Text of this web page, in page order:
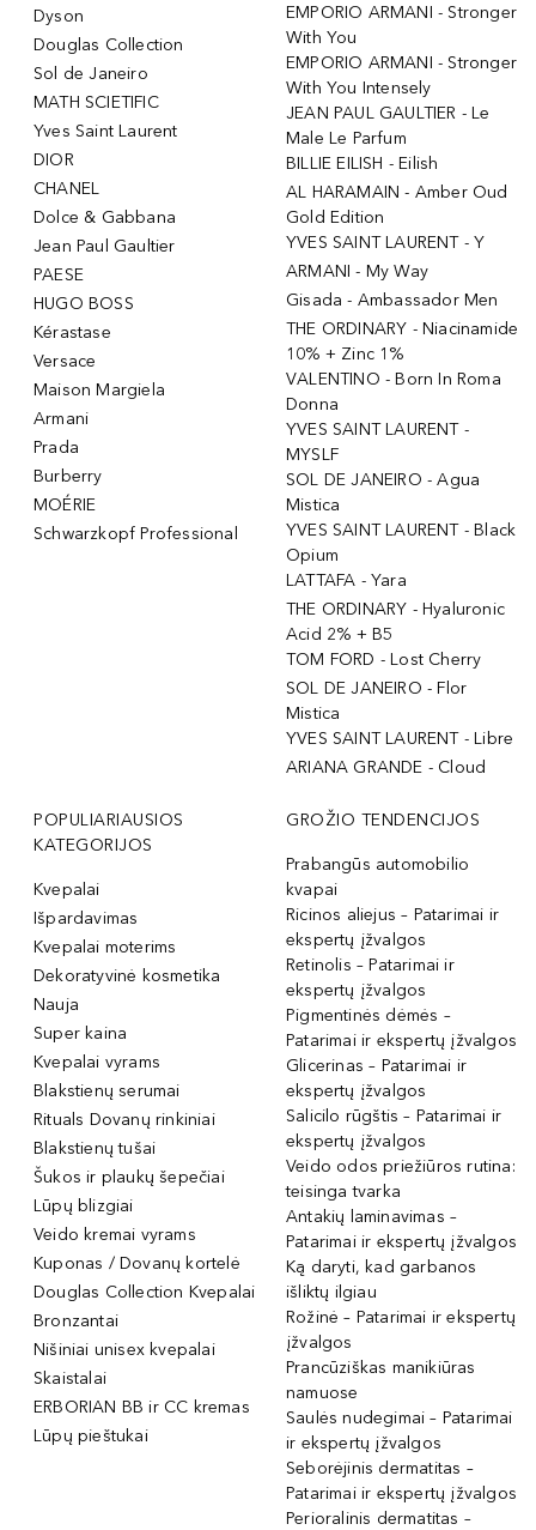
Dyson
Douglas Collection
Sol de Janeiro
MATH SCIETIFIC
Yves Saint Laurent
DIOR
CHANEL
Dolce & Gabbana
Jean Paul Gaultier
PAESE
HUGO BOSS
Kérastase
Versace
Maison Margiela
Armani
Prada
Burberry
MOÉRIE
Schwarzkopf Professional
EMPORIO ARMANI - Stronger
With You
EMPORIO ARMANI - Stronger
With You Intensely
JEAN PAUL GAULTIER - Le
Male Le Parfum
BILLIE EILISH - Eilish
AL HARAMAIN - Amber Oud
Gold Edition
YVES SAINT LAURENT - Y
ARMANI - My Way
Gisada - Ambassador Men
THE ORDINARY - Niacinamide
10% + Zinc 1%
VALENTINO - Born In Roma
Donna
YVES SAINT LAURENT -
MYSLF
SOL DE JANEIRO - Agua
Mistica
YVES SAINT LAURENT - Black
Opium
LATTAFA - Yara
THE ORDINARY - Hyaluronic
Acid 2% + B5
TOM FORD - Lost Cherry
SOL DE JANEIRO - Flor
Mistica
YVES SAINT LAURENT - Libre
ARIANA GRANDE - Cloud
POPULIARIAUSIOS
KATEGORIJOS
Kvepalai
Išpardavimas
Kvepalai moterims
Dekoratyvinė kosmetika
Nauja
Super kaina
Kvepalai vyrams
Blakstienų serumai
Rituals Dovanų rinkiniai
Blakstienų tušai
Šukos ir plaukų šepečiai
Lūpų blizgiai
Veido kremai vyrams
Kuponas / Dovanų kortelė
Douglas Collection Kvepalai
Bronzantai
Nišiniai unisex kvepalai
Skaistalai
ERBORIAN BB ir CC kremas
Lūpų pieštukai
GROŽIO TENDENCIJOS
Prabangūs automobilio
kvapai
Ricinos aliejus – Patarimai ir
ekspertų įžvalgos
Retinolis – Patarimai ir
ekspertų įžvalgos
Pigmentinės dėmės –
Patarimai ir ekspertų įžvalgos
Glicerinas – Patarimai ir
ekspertų įžvalgos
Salicilo rūgštis – Patarimai ir
ekspertų įžvalgos
Veido odos priežiūros rutina:
teisinga tvarka
Antakių laminavimas –
Patarimai ir ekspertų įžvalgos
Ką daryti, kad garbanos
išliktų ilgiau
Rožinė – Patarimai ir ekspertų
įžvalgos
Prancūziškas manikiūras
namuose
Saulės nudegimai – Patarimai
ir ekspertų įžvalgos
Seborėjinis dermatitas –
Patarimai ir ekspertų įžvalgos
Perioralinis dermatitas –